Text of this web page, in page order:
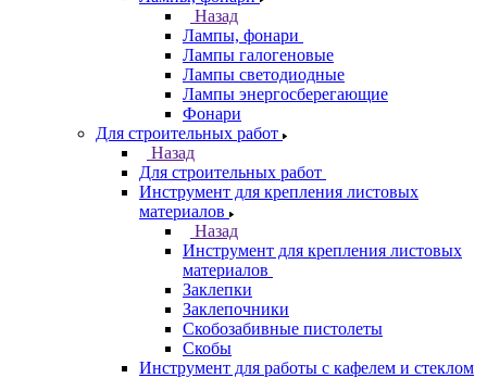
Назад
Лампы, фонари
Лампы галогеновые
Лампы светодиодные
Лампы энергосберегающие
Фонари
Для строительных работ
Назад
Для строительных работ
Инструмент для крепления листовых
материалов
Назад
Инструмент для крепления листовых
материалов
Заклепки
Заклепочники
Скобозабивные пистолеты
Скобы
Инструмент для работы с кафелем и стеклом